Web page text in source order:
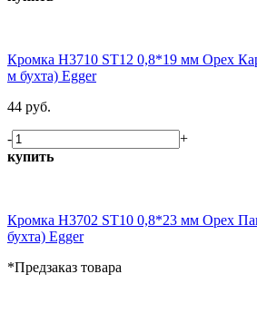
Кромка H3710 ST12 0,8*19 мм Орех
м бухта) Egger
44 руб.
-
+
купить
Кромка H3702 ST10 0,8*23 мм Орех
бухта) Egger
*Предзаказ товара